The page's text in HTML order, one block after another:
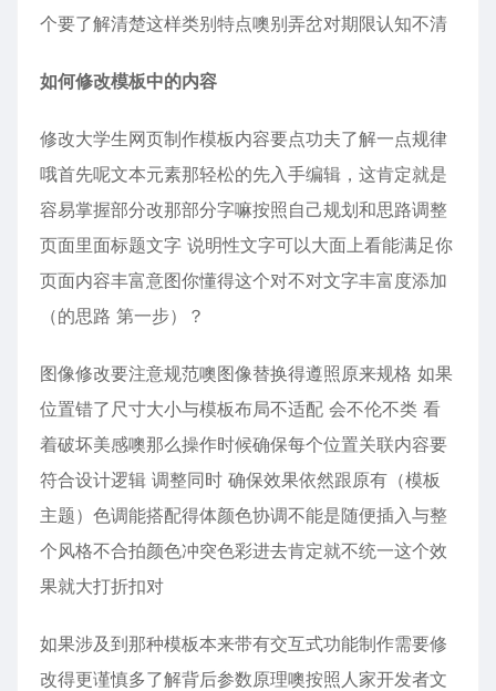
个要了解清楚这样类别特点噢别弄岔对期限认知不清
如何修改模板中的内容
修改大学生网页制作模板内容要点功夫了解一点规律
哦首先呢文本元素那轻松的先入手编辑，这肯定就是
容易掌握部分改那部分字嘛按照自己规划和思路调整
页面里面标题文字 说明性文字可以大面上看能满足你
页面内容丰富意图你懂得这个对不对文字丰富度添加
（的思路 第一步）？
图像修改要注意规范噢图像替换得遵照原来规格 如果
位置错了尺寸大小与模板布局不适配 会不伦不类 看
着破坏美感噢那么操作时候确保每个位置关联内容要
符合设计逻辑 调整同时 确保效果依然跟原有（模板
主题）色调能搭配得体颜色协调不能是随便插入与整
个风格不合拍颜色冲突色彩进去肯定就不统一这个效
果就大打折扣对
如果涉及到那种模板本来带有交互式功能制作需要修
改得更谨慎多了解背后参数原理噢按照人家开发者文